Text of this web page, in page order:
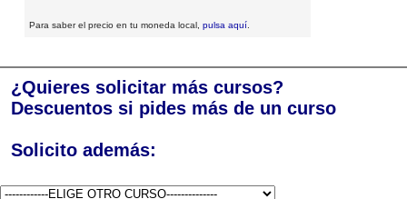
Para saber el precio en tu moneda local, pulsa aquí.
¿Quieres solicitar más cursos?
Descuentos si pides más de un curso
Solicito además: